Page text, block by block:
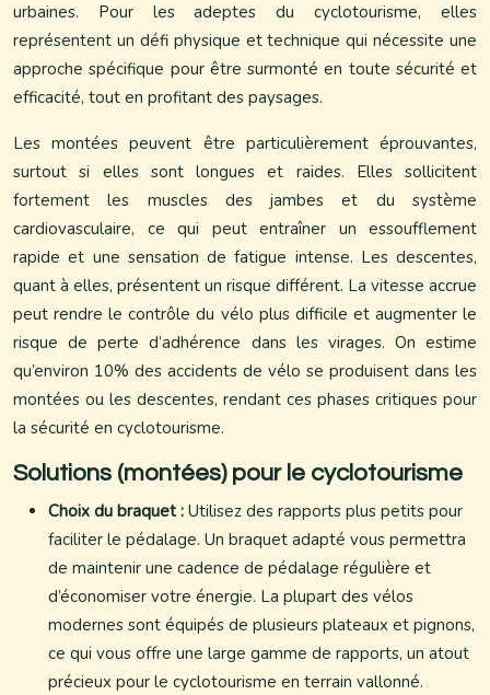
urbaines. Pour les adeptes du cyclotourisme, elles
représentent un défi physique et technique qui nécessite une
approche spécifique pour être surmonté en toute sécurité et
efficacité, tout en profitant des paysages.
Les montées peuvent être particulièrement éprouvantes,
surtout si elles sont longues et raides. Elles sollicitent
fortement les muscles des jambes et du système
cardiovasculaire, ce qui peut entraîner un essoufflement
rapide et une sensation de fatigue intense. Les descentes,
quant à elles, présentent un risque différent. La vitesse accrue
peut rendre le contrôle du vélo plus difficile et augmenter le
risque de perte d’adhérence dans les virages. On estime
qu’environ 10% des accidents de vélo se produisent dans les
montées ou les descentes, rendant ces phases critiques pour
la sécurité en cyclotourisme.
Solutions (montées) pour le cyclotourisme
Choix du braquet : Utilisez des rapports plus petits pour
faciliter le pédalage. Un braquet adapté vous permettra
de maintenir une cadence de pédalage régulière et
d’économiser votre énergie. La plupart des vélos
modernes sont équipés de plusieurs plateaux et pignons,
ce qui vous offre une large gamme de rapports, un atout
précieux pour le cyclotourisme en terrain vallonné.